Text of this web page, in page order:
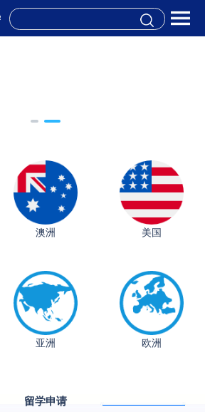
澳洲 美国
亚洲 欧洲
留学申请
大2+2到谢菲尔德：低均分逆袭QS百强金